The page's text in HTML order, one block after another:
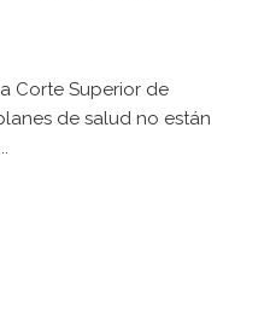
Corte Superior de
de salud no están